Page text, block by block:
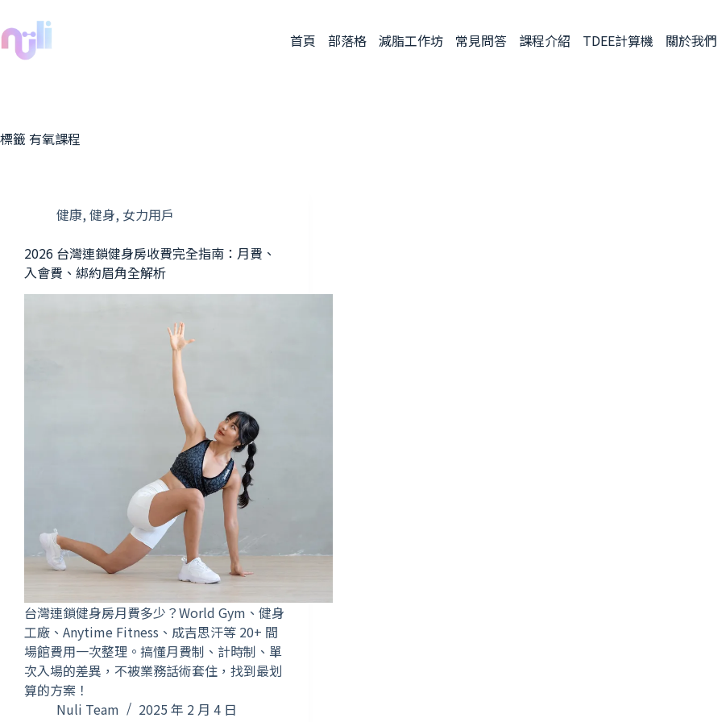
首頁 部落格 減脂工作坊 常見問答 課程介紹 TDEE計算機 關於我們
標籤 有氧課程
健康, 健身, 女力用戶
2026 台灣連鎖健身房收費完全指南：月費、
入會費、綁約眉角全解析
台灣連鎖健身房月費多少？World Gym、健身
工廠、Anytime Fitness、成吉思汗等 20+ 間
場館費用一次整理。搞懂月費制、計時制、單
次入場的差異，不被業務話術套住，找到最划
算的方案！
Nuli Team
2025 年 2 月 4 日